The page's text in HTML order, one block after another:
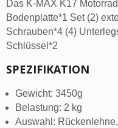
Das K-MAX K17
Bodenplatte*1 Set (2)
Schrauben*4 (4)
Schlüssel*2
SPEZIFIKATION
Gewicht: 3450g
Belastung: 2 kg
Auswahl: